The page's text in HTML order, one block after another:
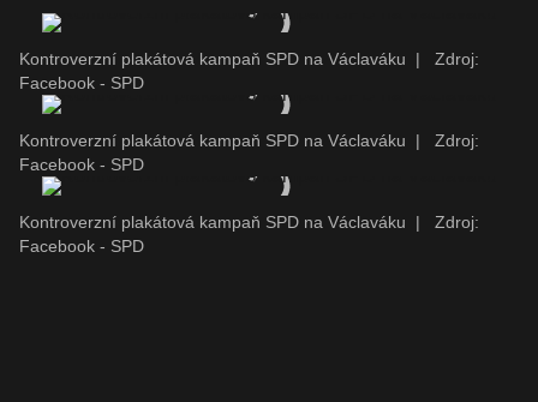
Kontroverzní plakátová kampaň SPD na Václaváku |
Zdroj:
Facebook - SPD
Kontroverzní plakátová kampaň SPD na Václaváku |
Zdroj:
Facebook - SPD
Kontroverzní plakátová kampaň SPD na Václaváku |
Zdroj:
Facebook - SPD